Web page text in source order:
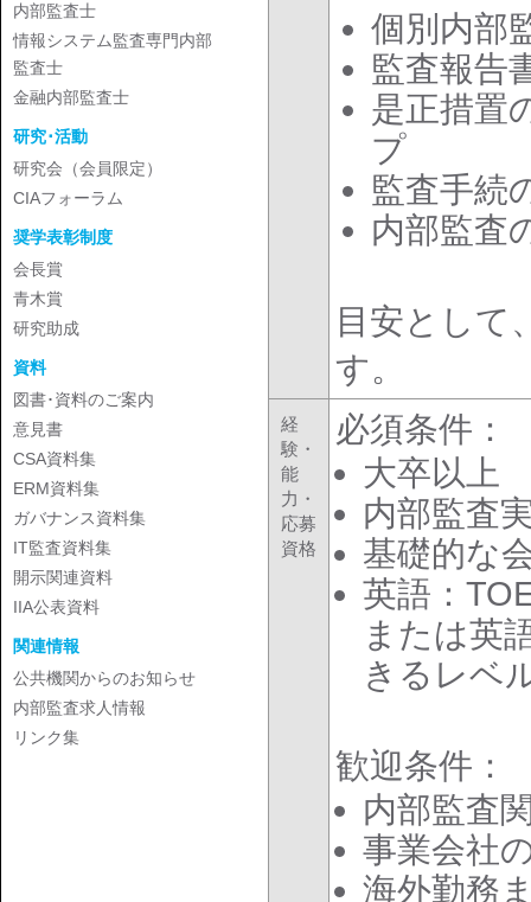
内部監査士
情報システム監査専門内部
監査士
金融内部監査士
研究･活動
研究会（会員限定）
CIAフォーラム
奨学表彰制度
会長賞
青木賞
研究助成
資料
図書･資料のご案内
意見書
CSA資料集
ERM資料集
ガバナンス資料集
IT監査資料集
開示関連資料
IIA公表資料
関連情報
公共機関からのお知らせ
内部監査求人情報
リンク集
個別内部
監査報告
是正措置
プ
監査手続
内部監査
目安として
す。
経
験・
能
力・
応募
資格
必須条件：
大卒以上
内部監査
基礎的な
英語：
または英
きるレベ
歓迎条件：
内部監査
事業会社
海外勤務